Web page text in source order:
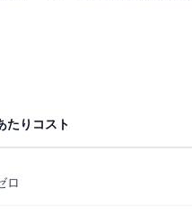
たりコスト
ロ